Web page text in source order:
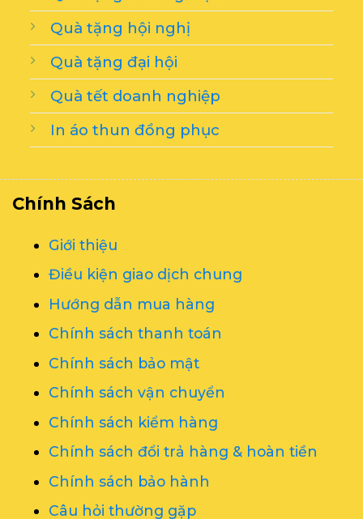
Quà tặng hội nghị
Quà tặng đại hội
Quà tết doanh nghiệp
In áo thun đồng phục
Chính Sách
Giới thiệu
Điều kiện giao dịch chung
Hướng dẫn mua hàng
Chính sách thanh toán
Chính sách bảo mật
Chính sách vận chuyển
Chính sách kiểm hàng
Chính sách đổi trả hàng & hoàn tiền
Chính sách bảo hành
Câu hỏi thường gặp